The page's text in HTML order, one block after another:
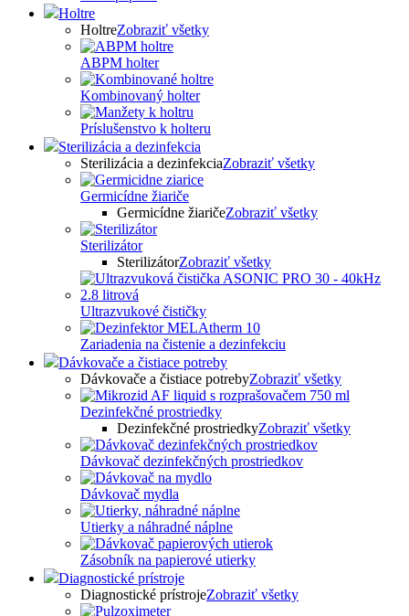
Holtre
HoltreZobraziť všetky
ABPM holter
Kombinovaný holter
Príslušenstvo k holteru
Sterilizácia a dezinfekcia
Sterilizácia a dezinfekciaZobraziť všetky
Germicídne žiariče
Germicídne žiaričeZobraziť všetky
Sterilizátor
SterilizátorZobraziť všetky
Ultrazvukové čističky
Zariadenia na čistenie a dezinfekciu
Dávkovače a čistiace potreby
Dávkovače a čistiace potrebyZobraziť všetky
Dezinfekčné prostriedky
Dezinfekčné prostriedkyZobraziť všetky
Dávkovač dezinfekčných prostriedkov
Dávkovač mydla
Utierky a náhradné náplne
Zásobník na papierové utierky
Diagnostické prístroje
Diagnostické prístrojeZobraziť všetky